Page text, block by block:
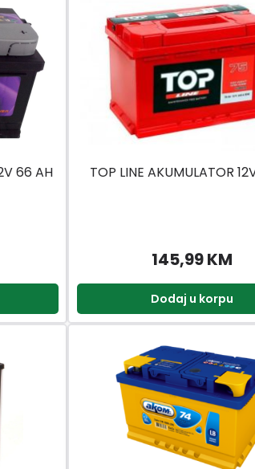
66 AH
TOP LINE AKUMULATOR
145,99 KM
Dodaj u korpu